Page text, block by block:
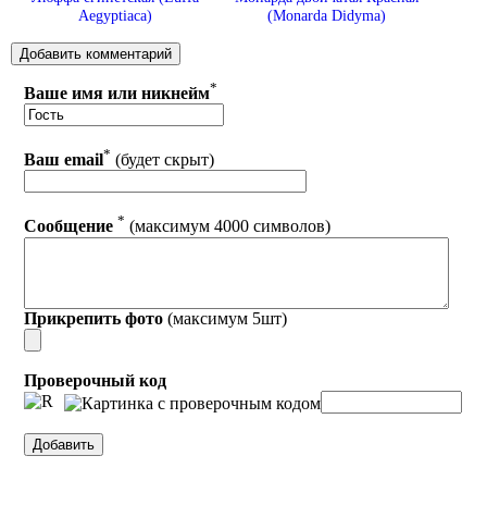
Aegyptiaca)
(Monarda Didyma)
Ваше имя или никнейм*
Ваш email* (будет скрыт)
Сообщение * (максимум 4000 символов)
Прикрепить фото (максимум 5шт)
Проверочный код